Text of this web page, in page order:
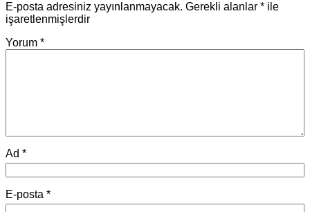
E-posta adresiniz yayınlanmayacak. Gerekli alanlar * ile
işaretlenmişlerdir
Yorum *
Ad *
E-posta *